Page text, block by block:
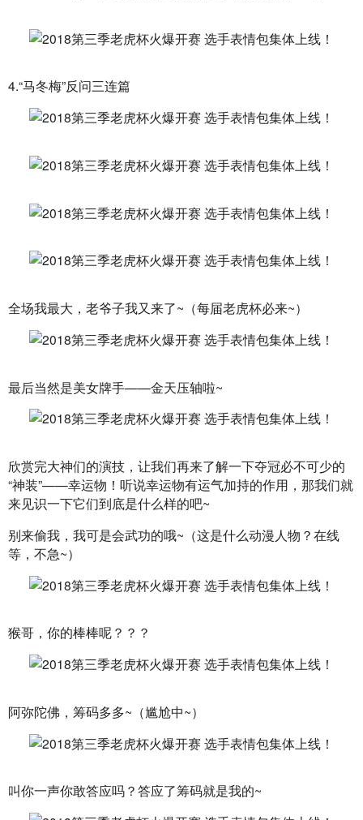
4.“马冬梅”反问三连篇
全场我最大，老爷子我又来了~（每届老虎杯必来~）
最后当然是美女牌手——金天压轴啦~
欣赏完大神们的演技，让我们再来了解一下夺冠必不可少的
“神装”——幸运物！听说幸运物有运气加持的作用，那我们就
来见识一下它们到底是什么样的吧~
别来偷我，我可是会武功的哦~（这是什么动漫人物？在线
等，不急~）
猴哥，你的棒棒呢？？？
阿弥陀佛，筹码多多~（尴尬中~）
叫你一声你敢答应吗？答应了筹码就是我的~